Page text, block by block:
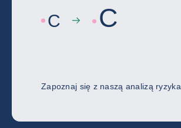
C C
Zapoznaj się z naszą analizą ryzyka